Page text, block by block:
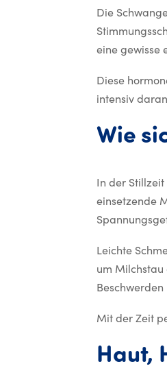
Die
eine gewisse
Diese
intensiv
Wie
In der
einsetzende
Leichte
um Milchstau
Mit der Zeit
Haut,